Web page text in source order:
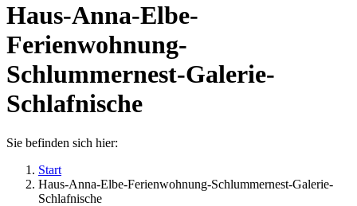
Haus-Anna-Elbe-
Ferienwohnung-
Schlummernest-Galerie-
Schlafnische
Sie befinden sich hier:
Start
Haus-Anna-Elbe-Ferienwohnung-Schlummernest-Galerie-
Schlafnische